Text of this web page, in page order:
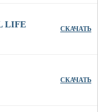
LIFE СКАЧАТЬ
СКАЧАТЬ